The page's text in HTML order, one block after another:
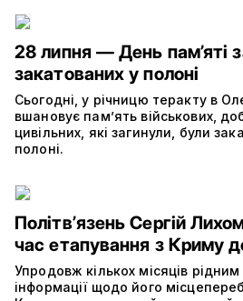
28 липня — День пам’яті
закатованих у полоні
Сьогодні, у річницю теракту в
вшановує пам’ять військових,
цивільних, які загинули, були
полоні.
Політвʼязень Сергій
час етапування з Криму
Упродовж кількох місяців
інформації щодо його